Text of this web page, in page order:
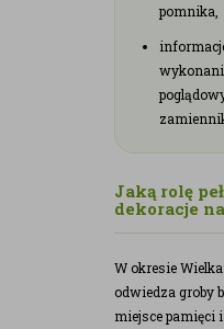
pomnika,
Jaką rolę
dekoracje
W okresie
odwiedza groby
miejsce pamięci